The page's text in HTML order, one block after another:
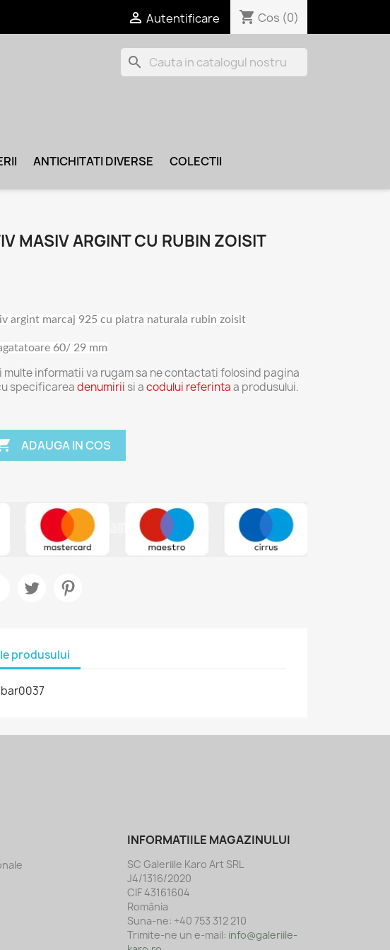
 Autentificare shopping_cart Cos (0)
search
ANTICHITATI DIVERSE COLECTII
MASIV ARGINT CU RUBIN ZOISIT
argint marcaj 925 cu piatra naturala rubin zoisit
60/ 29 mm
multe informatii va rugam sa ne contactati folosind pagina
specificareadenumirii si acodului referintaa produsului.
ADAUGA IN COS
produsului
bar0037
INFORMATIILE MAGAZINULUI
SC Galeriile Karo Art SRL
J4/1316/2020
CIF 43161604
România
Suna-ne: +40 753 312 210
Trimite-ne un e-mail: info@galeriile-